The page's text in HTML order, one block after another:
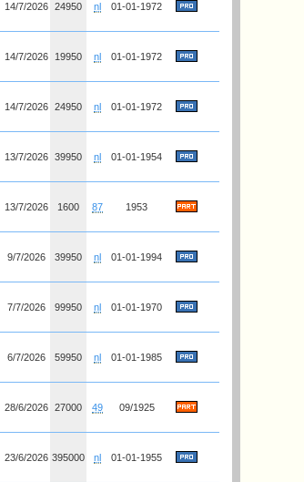
14/7/2026 24950 nl 01-01-1972
14/7/2026 19950 nl 01-01-1972
14/7/2026 24950 nl 01-01-1972
13/7/2026 39950 nl 01-01-1954
13/7/2026 1600 87 1953
9/7/2026 39950 nl 01-01-1994
7/7/2026 99950 nl 01-01-1970
6/7/2026 59950 nl 01-01-1985
28/6/2026 27000 49 09/1925
23/6/2026 395000 nl 01-01-1955